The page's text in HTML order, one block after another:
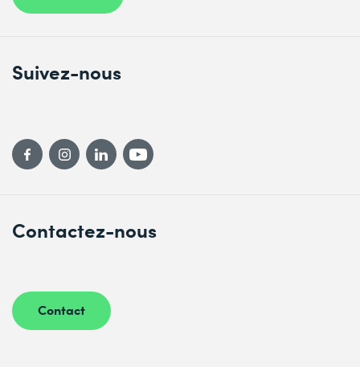
Contactez-nous
Contact
Suivez-nous